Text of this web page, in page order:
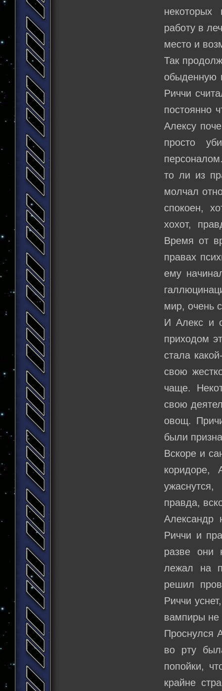
работу в
место и
Так
обыденную
Риччи
постоянно
Алексу
просто
то ли из
молчал
спокоен,
хохот,
Время от
правах
ему
мир, очень
И Алекс и
приходом
стала
свою
чаще.
свою
овощ.
были
Вскоре и
коридоре,
правда,
Александр
Риччи и
разве они
лежал на
решил
Риччи
вампиры не
Проснулся
во рту
попойки,
крайне